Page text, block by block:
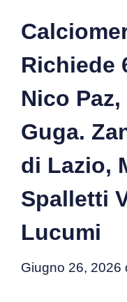
Richiede
Nico
Guga.
di Lazio,
Spalletti
Lucumi
Giugno 26, 2026